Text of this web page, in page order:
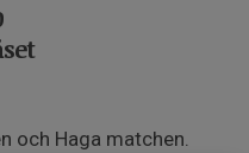
och Haga matchen.